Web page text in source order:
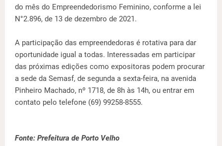
do mês do Empreendedorismo Feminino, conforme a lei
N°2.896, de 13 de dezembro de 2021.
A participação das empreendedoras é rotativa para dar
oportunidade igual a todas. Interessadas em participar
das próximas edições como expositoras podem procurar
a sede da Semasf, de segunda a sexta-feira, na avenida
Pinheiro Machado, nº 1718, de 8h às 14h, ou entrar em
contato pelo telefone (69) 99258-8555.
Fonte: Prefeitura de Porto Velho